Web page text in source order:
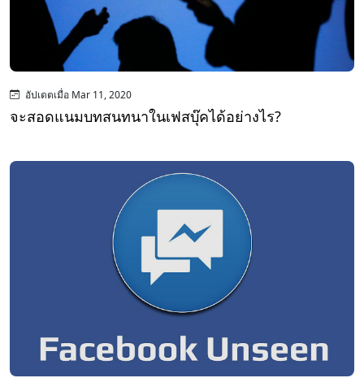
อัปเดตเมื่อ Mar 11, 2020
จะสอดแนมบทสนทนาในเฟสบุ๊คได้อย่างไร?